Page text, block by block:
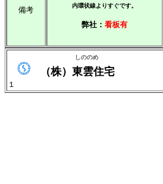
備考
内環状線よりすぐです。
弊社： 看板有
しののめ
（株）東雲住宅
１